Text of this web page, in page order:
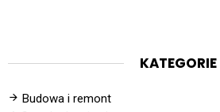
KATEGORIE
Budowa i remont